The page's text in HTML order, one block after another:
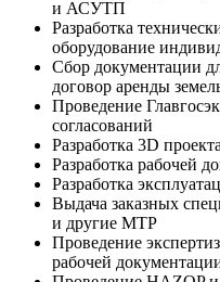
и АСУТП
Разработка
оборудование
Сбор документации
договор аренды
Проведение
согласований
Разработка 3D проекта
Разработка рабочей
Разработка
Выдача заказных
и другие МТР
Проведение
рабочей